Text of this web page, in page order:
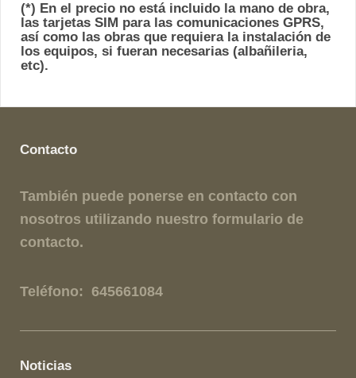
(*) En el precio no está incluido la mano de obra,
las tarjetas SIM para las comunicaciones GPRS,
así como las obras que requiera la instalación de
los equipos, si fueran necesarias (albañileria,
etc).
Contacto
También puede ponerse en contacto con
nosotros utilizando nuestro formulario de
contacto.
Teléfono: 645661084
Noticias